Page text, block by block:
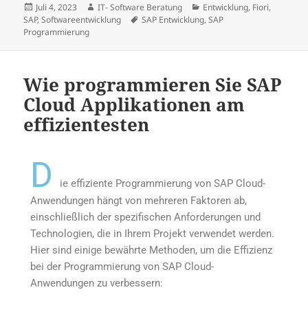
Juli 4, 2023 IT- Software Beratung Entwicklung, Fiori,
SAP,Softwareentwicklung SAP Entwicklung,SAP
Programmierung
Wie programmieren Sie SAP
Cloud Applikationen am
effizientesten
D
ie effiziente Programmierung von SAP Cloud-
Anwendungen hängt von mehreren Faktoren ab,
einschließlich der spezifischen Anforderungen und
Technologien, die in Ihrem Projekt verwendet werden.
Hier sind einige bewährte Methoden, um die Effizienz
bei der Programmierung von SAP Cloud-
Anwendungen zu verbessern: